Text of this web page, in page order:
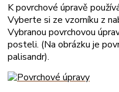
K povrchové úpravě
Vyberte si ze vzorníku z
Vybranou povrchovou
posteli. (Na obrázku je
palisandr).